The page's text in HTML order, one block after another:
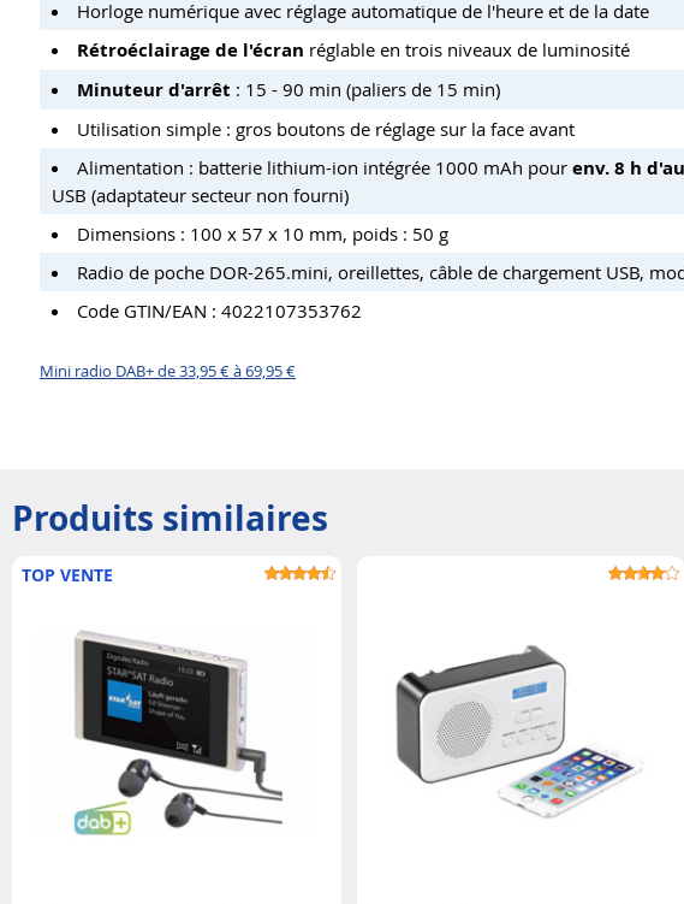
Horloge numérique avec réglage automatique de l'heure et de la date
Rétroéclairage de l'écran réglable en trois niveaux de luminosité
Minuteur d'arrêt : 15 - 90 min (paliers de 15 min)
Utilisation simple : gros boutons de réglage sur la face avant
Alimentation : batterie lithium-ion intégrée 1000 mAh pour env. 8 h
USB (adaptateur secteur non fourni)
Dimensions : 100 x 57 x 10 mm, poids : 50 g
Radio de poche DOR-265.mini, oreillettes, câble de chargement USB,
Code GTIN/EAN : 4022107353762
Mini radio DAB+ de 33,95 € à 69,95 €
Produits similaires
TOP VENTE